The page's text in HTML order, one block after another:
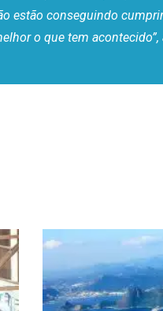
estão conseguindo
o que tem acontecido”,